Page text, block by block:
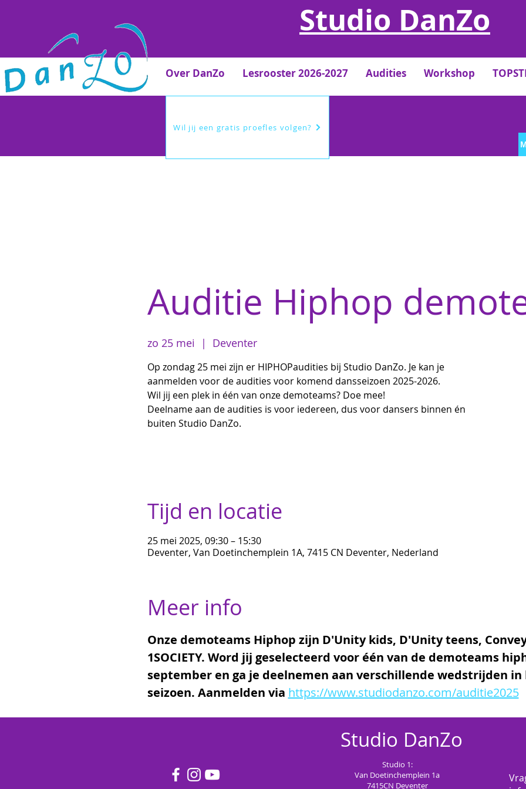
Studio DanZo
Over DanZo Lesrooster 2026-2027 Audities Workshop
Wil jij een gratis proefles volgen?
Auditie Hiphop
zo 25 mei
  |
Deventer
Op zondag 25 mei zijn er HIPHOPaudities bij Studio DanZo. Je kan je
aanmelden voor de audities voor komend dansseizoen 2025-2026.
Wil jij een plek in één van onze demoteams? Doe mee!
Deelname aan de audities is voor iedereen, dus voor dansers binnen én
buiten Studio DanZo.
Tijd en locatie
25 mei 2025, 09:30 – 15:30
Deventer, Van Doetinchemplein 1A, 7415 CN Deventer, Nederland
Meer info
Onze demoteams Hiphop zijn D'Unity kids, D'Unity teens,
1SOCIETY. Word jij geselecteerd voor één van de demoteams
september en ga je deelnemen aan verschillende wedstrijden
seizoen. Aanmelden via https://www.studiodanzo.com/auditie2025
Studio DanZo
Studio 1:
Van Doetinchemplein 1a
7415CN Deventer